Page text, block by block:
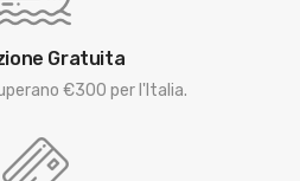
Gratuita
€300 per l'Italia.